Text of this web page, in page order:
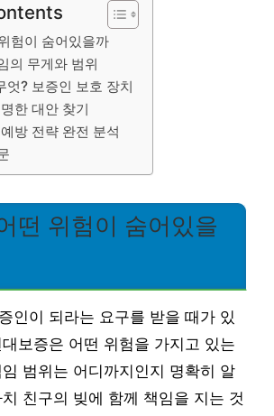
험이 숨어있을까
의 무게와 범위
엇? 보증인 보호 장치
한 대안 찾기
방 전략 완전 분석
떤 위험이 숨어있을
인이 되라는 요구를 받을 때가 있
보증은 어떤 위험을 가지고 있는
범위는 어디까지인지 명확히 알
친구의 빚에 함께 책임을 지는 것